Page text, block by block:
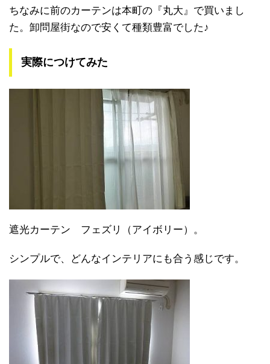
ちなみに前のカーテンは本町の『丸大』で買いまし
た。卸問屋街なので安くて種類豊富でした♪
実際につけてみた
遮光カーテン フェズリ（アイボリー）。
シンプルで、どんなインテリアにも合う感じです。